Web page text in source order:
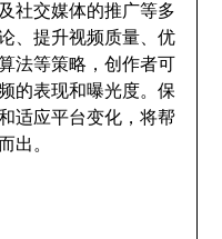
社交媒体的推广等多
、提升视频质量、优
法等策略，创作者可
的表现和曝光度。保
适应平台变化，将帮
出。